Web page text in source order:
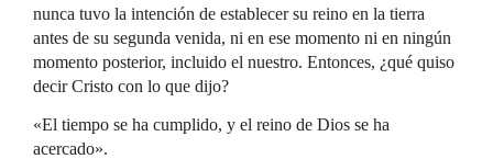
nunca tuvo la intención de establecer su reino en la tierra
antes de su segunda venida, ni en ese momento ni en ningún
momento posterior, incluido el nuestro. Entonces, ¿qué quiso
decir Cristo con lo que dijo?
«El tiempo se ha cumplido, y el reino de Dios se ha
acercado».